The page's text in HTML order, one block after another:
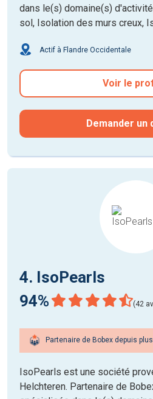
dans le(s) domaine(s)
sol, Isolation des murs creux,
Actif à Flandre Occidentale
Voir le
Demander un
4. IsoPearls
94%
(42
Partenaire de Bobex depuis
IsoPearls est une société
Helchteren. Partenaire de